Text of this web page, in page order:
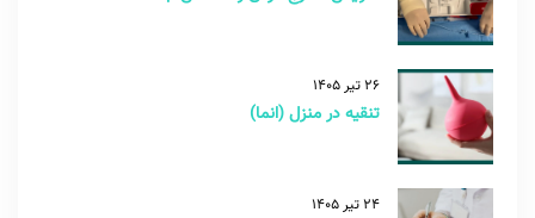
26 تیر 1405
تنقیه در منزل (انما)
24 تیر 1405